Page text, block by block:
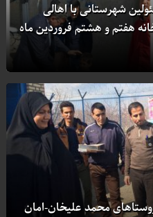
شهرستانی با اهالی
هفتم و هشتم فروردین ماه
محمد علیخان-امان